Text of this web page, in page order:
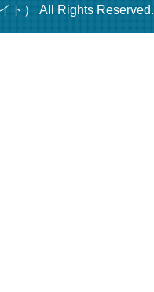
ト） All Rights Reserved.